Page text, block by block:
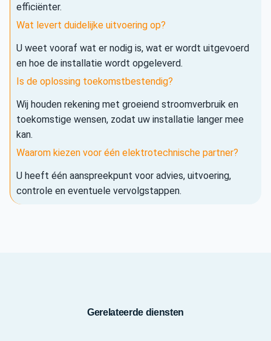
efficiënter.
Wat levert duidelijke uitvoering op?
U weet vooraf wat er nodig is, wat er wordt uitgevoerd
en hoe de installatie wordt opgeleverd.
Is de oplossing toekomstbestendig?
Wij houden rekening met groeiend stroomverbruik en
toekomstige wensen, zodat uw installatie langer mee
kan.
Waarom kiezen voor één elektrotechnische partner?
U heeft één aanspreekpunt voor advies, uitvoering,
controle en eventuele vervolgstappen.
Gerelateerde diensten